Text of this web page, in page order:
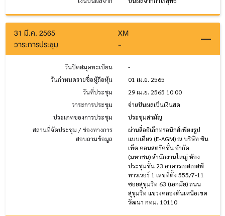
31 มี.ค. 2565
XM
วาระการประชุม
-
วันปิดสมุดทะเบียน
-
วันกำหนดรายชื่อผู้ถือหุ้น
01 เม.ย. 2565
วันที่ประชุม
29 เม.ย. 2565 10:00
วาระการประชุม
จ่ายปันผลเป็นเงินสด
ประเภทของการประชุม
ประชุมสามัญ
สถานที่จัดประชุม / ช่องทางการ
สอบถามข้อมูล
ผ่านสื่ออิเล็กทรอนิกส์เพียงรูป
แบบเดียว (E-AGM) ณ บริษัท ซิน
เท็ค คอนสตรัคชั่น จำกัด
(มหาชน) สำนักงานใหญ่ ห้อง
ประชุมชั้น 23 อาคารเอสเอสพี
ทาวเวอร์ 1 เลขที่ตั้ง 555/7-11
ซอยสุขุมวิท 63 (เอกมัย) ถนน
สุขุมวิท แขวงคลองตันเหนือเขต
วัฒนา กทม. 10110